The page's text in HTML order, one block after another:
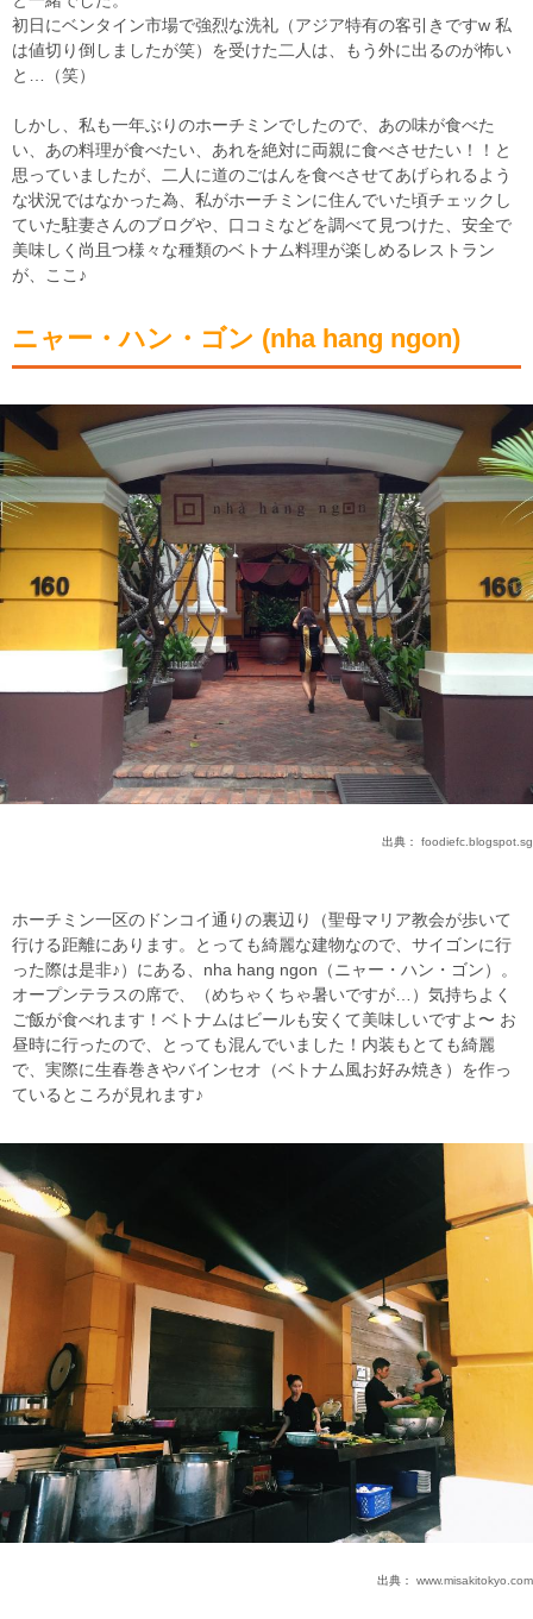
初日にベンタイン市場で強烈な洗礼（アジア特有の客引きですw 私
は値切り倒しましたが笑）を受けた二人は、もう外に出るのが怖い
と…（笑）
しかし、私も一年ぶりのホーチミンでしたので、あの味が食べた
い、あの料理が食べたい、あれを絶対に両親に食べさせたい！！と
思っていましたが、二人に道のごはんを食べさせてあげられるよう
な状況ではなかった為、私がホーチミンに住んでいた頃チェックし
ていた駐妻さんのブログや、口コミなどを調べて見つけた、安全で
美味しく尚且つ様々な種類のベトナム料理が楽しめるレストラン
が、ここ♪
ニャー・ハン・ゴン (nha hang ngon)
出典： foodiefc.blogspot.sg
ホーチミン一区のドンコイ通りの裏辺り（聖母マリア教会が歩いて
行ける距離にあります。とっても綺麗な建物なので、サイゴンに行
った際は是非♪）にある、nha hang ngon（ニャー・ハン・ゴン）。
オープンテラスの席で、（めちゃくちゃ暑いですが…）気持ちよく
ご飯が食べれます！ベトナムはビールも安くて美味しいですよ〜 お
昼時に行ったので、とっても混んでいました！内装もとても綺麗
で、実際に生春巻きやバインセオ（ベトナム風お好み焼き）を作っ
ているところが見れます♪
出典： www.misakitokyo.com